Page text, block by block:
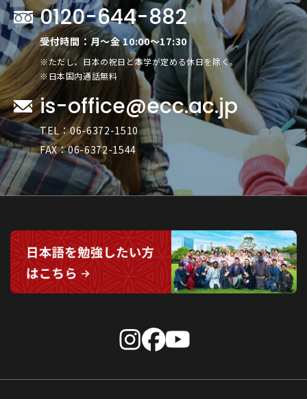
学 8名 京都外国語大学 1名 帝塚山大学 2
名 相愛大学 2名 帝京大学 1名 武蔵野音
楽大学 1名 桃山学院大学 2名 大阪経済法
科大学 1名 京都精華大学 3名 関西国際大
学 5名 京都橘大学 7名 福井工業大学 4名
神戸医療未来大学 2名 大阪産業大学 13
名 羽衣国際大学 11名 流通科学大学 5名
大阪学院大学 1名 大手前大学 7名 京都先
端科学大学 2名 足利大学 1名 以上
0120-644-882
受付時間：月～金 10:00～17:30
※ただし、日本の祝日と本学が定める休日を除く。
※日本国内通話無料
is-office@ecc.ac.jp
TEL：06-6372-1510
FAX：06-6372-1544